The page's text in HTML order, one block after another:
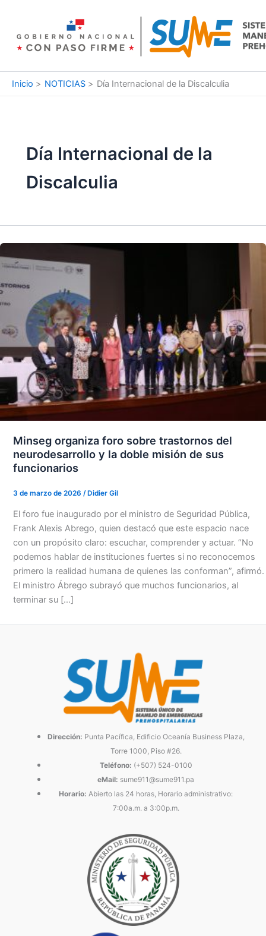
contenido
Inicio NOTICIAS Día Internacional de la Discalculia
Día Internacional de la
Discalculia
Minseg organiza foro sobre trastornos del
neurodesarrollo y la doble misión de sus
funcionarios
3 de marzo de 2026 / Didier Gil
El foro fue inaugurado por el ministro de Seguridad Pública,
Frank Alexis Abrego, quien destacó que este espacio nace
con un propósito claro: escuchar, comprender y actuar. “No
podemos hablar de instituciones fuertes si no reconocemos
primero la realidad humana de quienes las conforman”, afirmó.
El ministro Ábrego subrayó que muchos funcionarios, al
terminar su […]
Dirección: Punta Pacífica, Edificio Oceanía Business Plaza,
Torre 1000, Piso #26.
Teléfono: (+507) 524-0100
eMail: sume911@sume911.pa
Horario: Abierto las 24 horas, Horario administrativo:
7:00a.m. a 3:00p.m.